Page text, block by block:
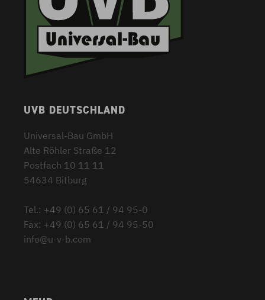
UVB DEUTSCHLAND
Universal-Bau GmbH
Alte Röhler Straße 12
Postfach 10 11 11
54634 Bitburg
Tel.: +49 (0) 65 61 / 94 95-0
Fax: +49 (0) 65 61 / 94 95-50
info@u-v-b.com